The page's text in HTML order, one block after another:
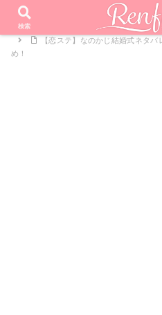
PR
ホーム 恋愛リアリティーショ
【恋ステ】なのかじ結婚式ネタ
め！
検索